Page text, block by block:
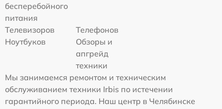
бесперебойного
питания
Телевизоров
Телефонов
Ноутбуков
Обзоры и
апгрейд
техники
Мы занимаемся ремонтом и техническим
обслуживанием техники Irbis по истечении
гарантийного периода. Наш центр в Челябинске